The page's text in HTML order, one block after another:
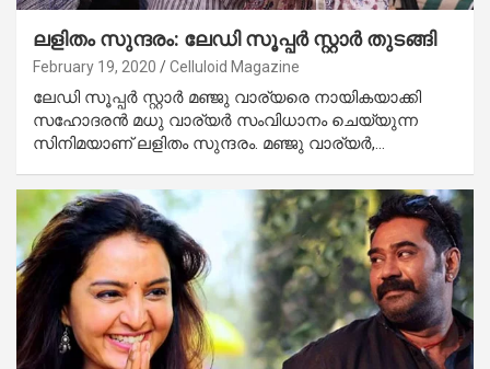
ലളിതം സുന്ദരം: ലേഡി സൂപ്പര്‍ സ്റ്റാര്‍ തുടങ്ങി
February 19, 2020 Celluloid Magazine
ലേഡി സൂപ്പര്‍ സ്റ്റാര്‍ മഞ്ജു വാര്യരെ നായികയാക്കി
സഹോദരന്‍ മധു വാര്യര്‍ സംവിധാനം ചെയ്യുന്ന
സിനിമയാണ് ലളിതം സുന്ദരം. മഞ്ജു വാര്യര്‍,…